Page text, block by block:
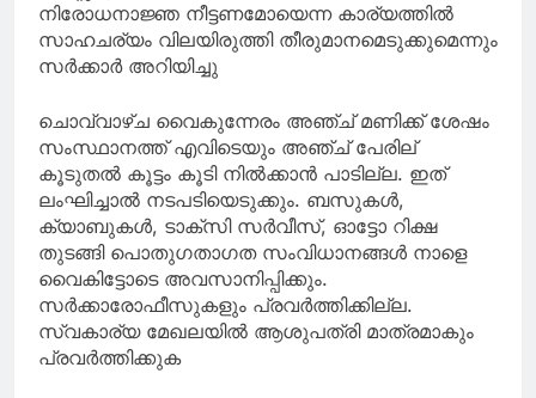
നിരോധനാജ്ഞ നീട്ടണമോയെന്ന കാര്യത്തിൽ
സാഹചര്യം വിലയിരുത്തി തീരുമാനമെടുക്കുമെന്നും
സർക്കാർ അറിയിച്ചു
ചൊവ്വാഴ്ച വൈകുന്നേരം അഞ്ച് മണിക്ക് ശേഷം
സംസ്ഥാനത്ത് എവിടെയും അഞ്ച് പേരില്
കൂടുതൽ കൂട്ടം കൂടി നിൽക്കാൻ പാടില്ല. ഇത്
ലംഘിച്ചാല്‍ നടപടിയെടുക്കും. ബസുകൾ,
ക്യാബുകൾ, ടാക്‌സി സർവീസ്, ഓട്ടോ റിക്ഷ
തുടങ്ങി പൊതുഗതാഗത സംവിധാനങ്ങൾ നാളെ
വൈകിട്ടോടെ അവസാനിപ്പിക്കും.
സർക്കാരോഫീസുകളും പ്രവർത്തിക്കില്ല.
സ്വകാര്യ മേഖലയിൽ ആശുപത്രി മാത്രമാകും
പ്രവർത്തിക്കുക